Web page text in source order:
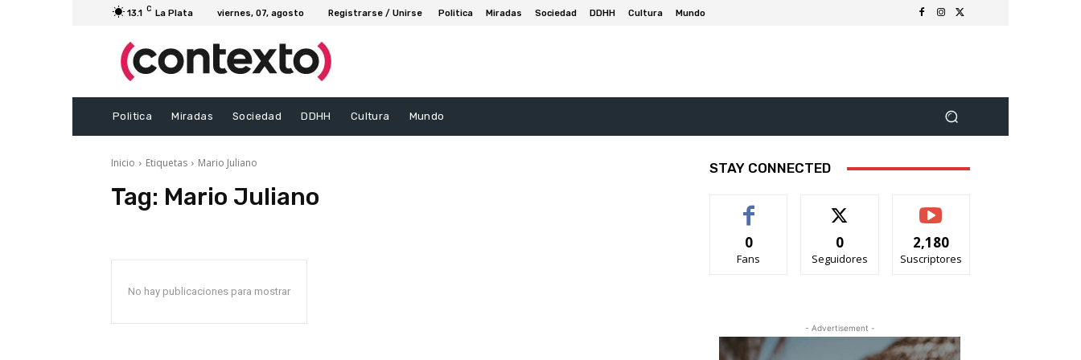
13.1 C La Plata viernes, 07, agosto Registrarse / Unirse Politica Miradas Sociedad DDHH Cultura Mundo
Politica Miradas Sociedad DDHH Cultura Mundo
Inicio Etiquetas Mario Juliano
Tag: Mario Juliano
No hay publicaciones para mostrar
STAY CONNECTED
0
Fans
0
Seguidores
2,180
Suscriptores
- Advertisement -